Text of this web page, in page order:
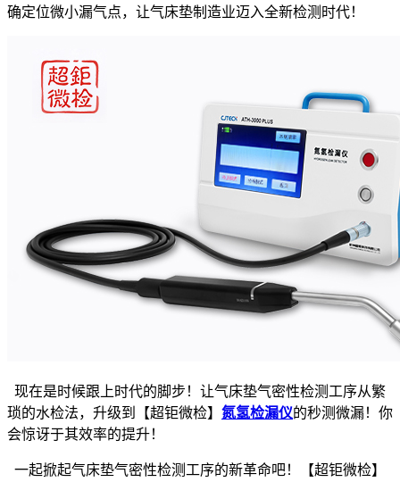
确定位微小漏气点，让气床垫制造业迈入全新检测时代！
现在是时候跟上时代的脚步！让气床垫气密性检测工序从繁
琐的水检法，升级到【超钜微检】 氮氢检漏仪的秒测微漏！你
会惊讶于其效率的提升！
一起掀起气床垫气密性检测工序的新革命吧！【超钜微检】